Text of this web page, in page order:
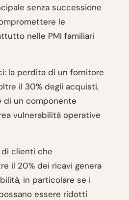
senza successione
le
nelle PMI familiari
la perdita di un fornitore
il 30% degli acquisti,
di un componente
vulnerabilità operative
clienti che
il 20% dei ricavi genera
in particolare se i
essere ridotti